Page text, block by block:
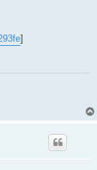
]